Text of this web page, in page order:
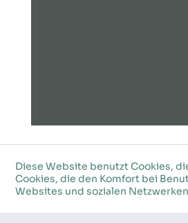
Diese Website benutzt Cookies,
Cookies, die den Komfort bei
Websites und sozialen